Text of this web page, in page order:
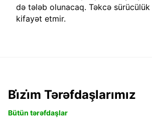
də tələb olunacaq. Təkcə sürücülük
kifayət etmir.
Bi̇zi̇m Tərəfdaşlarımız
Bütün tərəfdaşlar